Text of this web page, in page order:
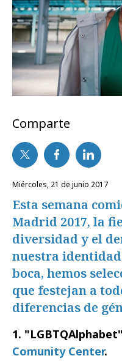
Comparte
miércoles, 21 de junio 2017
Esta semana
Madrid 2017, la
diversidad y el
nuestra
boca, hemos
que festejan a
diferencias de
1.
Comunity Center.